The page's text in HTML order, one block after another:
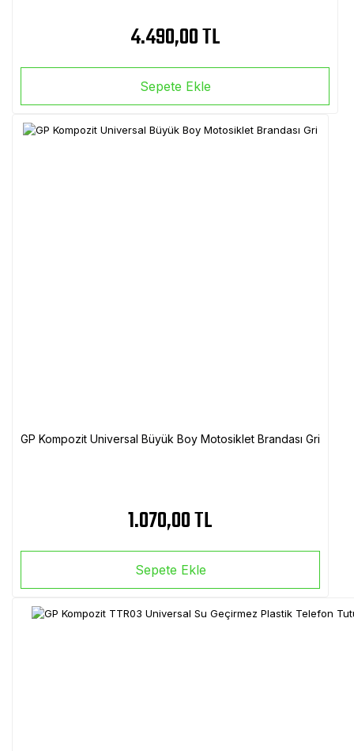
4.490,00 TL
Sepete Ekle
GP Kompozit Universal Büyük Boy Motosiklet Brandası Gri
1.070,00 TL
Sepete Ekle